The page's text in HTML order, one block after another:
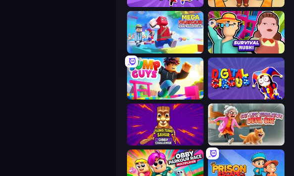
Digital Circus: Obby Cat and Granny
Mega Parkour: Obby Escape Run Survival Rush!
Jump Guys Digital Circus: Parkour Game
Tung Tung Sahur: Obby Challenge Cat Life Simulator: Devil Cat